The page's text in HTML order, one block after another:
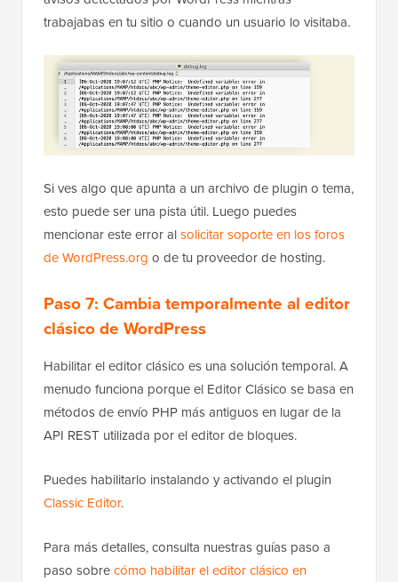
trabajabas en tu sitio o cuando un usuario lo visitaba.
Si ves algo que apunta a un archivo de plugin o tema,
esto puede ser una pista útil. Luego puedes
mencionar este error alsolicitar soporte en los foros
de WordPress.org o de tu proveedor de hosting.
Paso 7: Cambia temporalmente al editor
clásico de WordPress
Habilitar el editor clásico es una solución temporal. A
menudo funciona porque el Editor Clásico se basa en
métodos de envío PHP más antiguos en lugar de la
API REST utilizada por el editor de bloques.
Puedes habilitarlo instalando y activando el plugin
Classic Editor.
Para más detalles, consulta nuestras guías paso a
paso sobrecómo habilitar el editor clásico en